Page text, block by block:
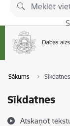
Pāriet uz lapas
Sākums Sīkdatnes
Sīkdatnes
Atskaņot